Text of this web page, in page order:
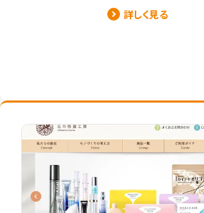
詳しく見る